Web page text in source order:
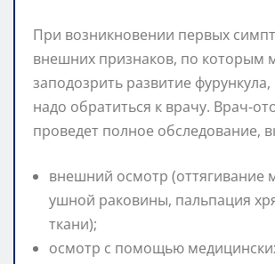
При возникновении первых
внешних признаков, по которым
заподозрить развитие
надо обратиться к врачу. Врач-
проведет полное обследование,
внешний осмотр (оттягивание
ушной раковины, пальпация
ткани);
осмотр с помощью